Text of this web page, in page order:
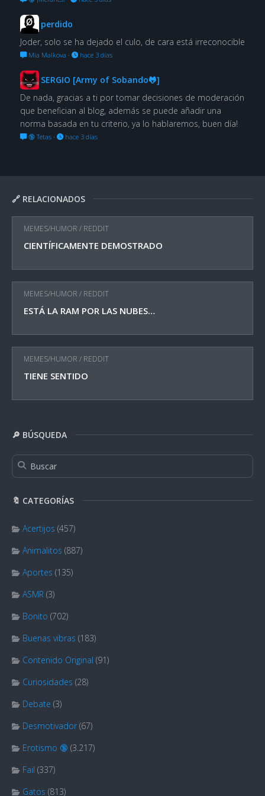
🔗 RELACIONADOS
MEMES/HUMOR / REDDIT
CIENTÍFICAMENTE DEMOSTRADO
MEMES/HUMOR / REDDIT
ESTÁ LA RAM POR LAS NUBES…
MEMES/HUMOR / REDDIT
TIENE SENTIDO
🔎 BÚSQUEDA
🔖 CATEGORÍAS
Acertijos (457)
Animalitos (887)
Aportes (135)
ASMR (3)
Bonito (702)
Buenas vibras (183)
Contenido Original (91)
Curiosidades (28)
Debate (3)
Desmotivador (67)
Erotismo 🔞 (3.217)
Fail (337)
Gatos (813)
perdido
Joder, solo se ha dejado el culo, de cara está irreconocible
Mia Malkova · hace 3 días
SERGIO [Army of Sobando🐸]
De nada, gracias a ti por tomar decisiones de moderación
que benefician al blog, además se puede añadir una
norma basada en tu criterio, ya lo hablaremos, buen día!
🔞 Tetas· hace 3 días